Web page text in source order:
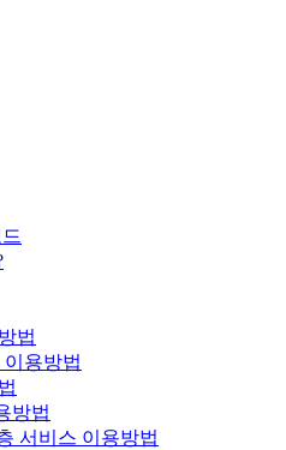
법
이용방법
방법
서비스 이용방법